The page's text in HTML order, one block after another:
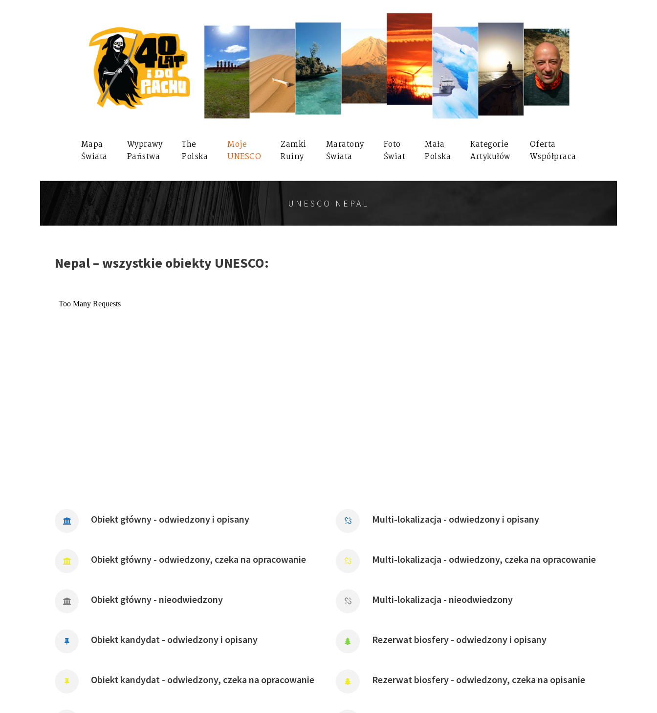
Mapa
Świata
Wyprawy
Państwa
The
Polska
Moje
UNESCO
Zamki
Ruiny
Maratony
Świata
Foto
Świat
Mała
Polska
Kategorie
Artykułów
Oferta
Współpraca
UNESCO NEPAL
Nepal – wszystkie obiekty UNESCO:
Obiekt główny - odwiedzony i opisany
Obiekt główny - odwiedzony, czeka na opracowanie
Obiekt główny - nieodwiedzony
Obiekt kandydat - odwiedzony i opisany
Obiekt kandydat - odwiedzony, czeka na opracowanie
Multi-lokalizacja - odwiedzony i opisany
Multi-lokalizacja - odwiedzony, czeka na opracowanie
Multi-lokalizacja - nieodwiedzony
Rezerwat biosfery - odwiedzony i opisany
Rezerwat biosfery - odwiedzony, czeka na opisanie